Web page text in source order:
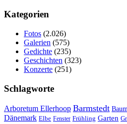
Kategorien
Fotos (2.026)
Galerien (575)
Gedichte (235)
Geschichten (323)
Konzerte (251)
Schlagworte
Arboretum Ellerhoop Barmstedt
Dänemark Elbe Fenster Frühling Garten